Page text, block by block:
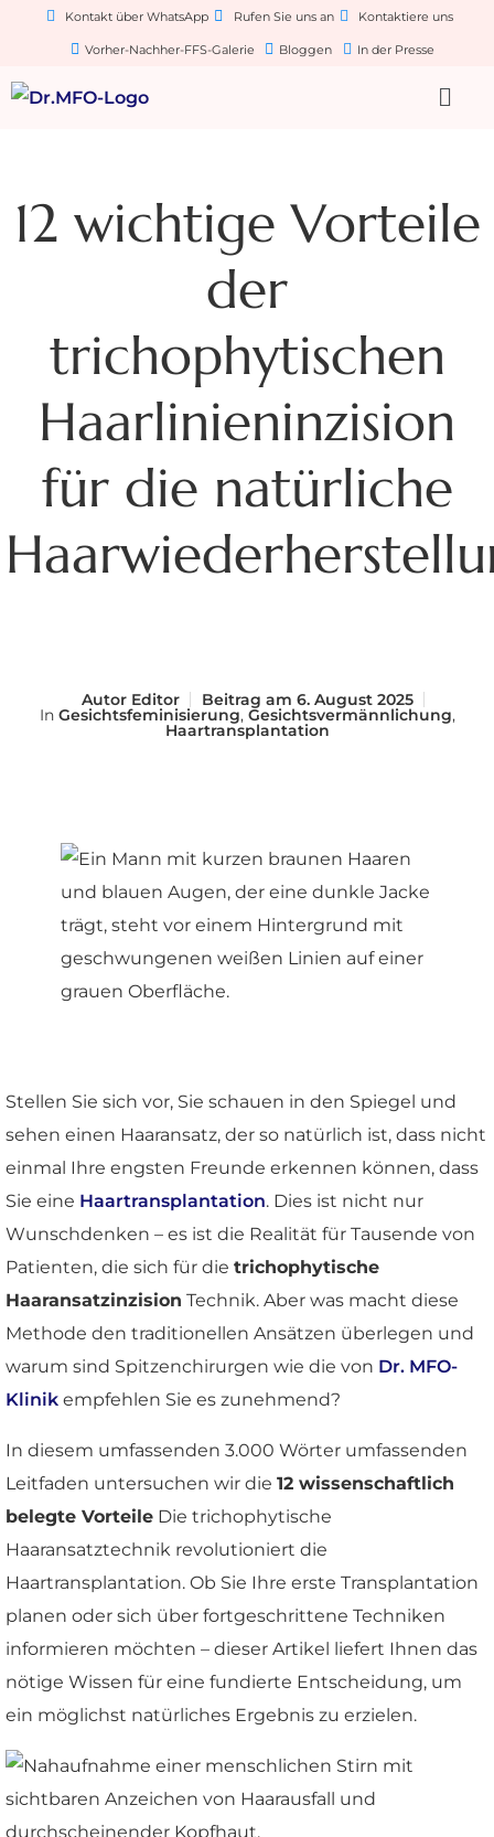
Kontakt über WhatsApp Rufen Sie uns an Kontaktiere uns
Vorher-Nachher-FFS-Galerie Bloggen In der Presse
12 wichtige Vorteile
der
trichophytischen
Haarlinieninzision
für die natürliche
AutorEditor Beitrag am 6. August 2025
In Gesichtsfeminisierung, Gesichtsvermännlichung,
Haartransplantation
Stellen Sie sich vor, Sie schauen in den Spiegel und
sehen einen Haaransatz, der so natürlich ist, dass nicht
einmal Ihre engsten Freunde erkennen können, dass
Sie eine Haartransplantation. Dies ist nicht nur
Wunschdenken – es ist die Realität für Tausende von
Patienten, die sich für die trichophytische
Haaransatzinzision Technik. Aber was macht diese
Methode den traditionellen Ansätzen überlegen und
warum sind Spitzenchirurgen wie die von Dr. MFO-
Klinik empfehlen Sie es zunehmend?
In diesem umfassenden 3.000 Wörter umfassenden
Leitfaden untersuchen wir die 12 wissenschaftlich
belegte Vorteile Die trichophytische
Haaransatztechnik revolutioniert die
Haartransplantation. Ob Sie Ihre erste Transplantation
planen oder sich über fortgeschrittene Techniken
informieren möchten – dieser Artikel liefert Ihnen das
nötige Wissen für eine fundierte Entscheidung, um
ein möglichst natürliches Ergebnis zu erzielen.